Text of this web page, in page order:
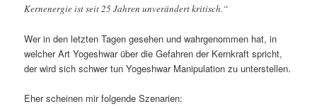
Kernenergie ist seit 25 Jahren unverändert kritisch.“
Wer in den letzten Tagen gesehen und wahrgenommen hat, in
welcher Art Yogeshwar über die Gefahren der Kernkraft spricht,
der wird sich schwer tun Yogeshwar Manipulation zu unterstellen.
Eher scheinen mir folgende Szenarien: